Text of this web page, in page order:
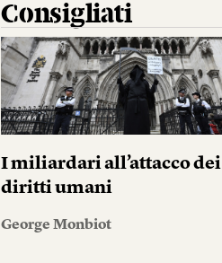
Consigliati
I miliardari all’attacco dei
diritti umani
George Monbiot